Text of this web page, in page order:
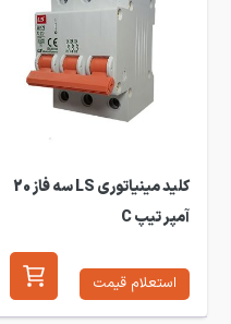
کلید مینیاتوری LS سه فاز 20
آمپر تیپ C
استعلام قیمت